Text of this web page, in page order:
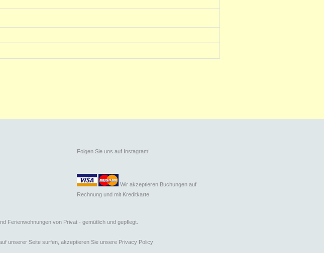
Folgen Sie uns auf Instagram!
Wir akzeptieren Buchungen auf
Rechnung und mit Kreditkarte
Ferienwohnungen von Privat - gemütlich und gepflegt.
unserer Seite surfen, akzeptieren Sie unsere Privacy Policy